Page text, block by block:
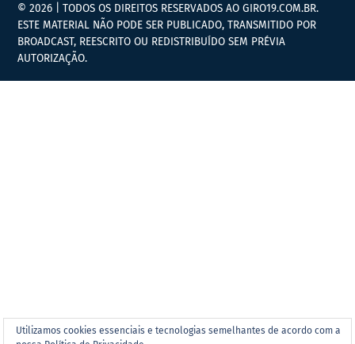
Utilizamos cookies essenciais e tecnologias semelhantes de acordo com a
© 2026 | TODOS OS DIREITOS RESERVADOS AO GIRO19.COM.BR.
ESTE MATERIAL NÃO PODE SER PUBLICADO, TRANSMITIDO POR
BROADCAST, REESCRITO OU REDISTRIBUÍDO SEM PRÉVIA
AUTORIZAÇÃO.